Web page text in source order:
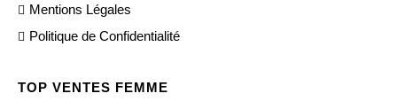
Mentions Légales
Politique de Confidentialité
TOP VENTES FEMME